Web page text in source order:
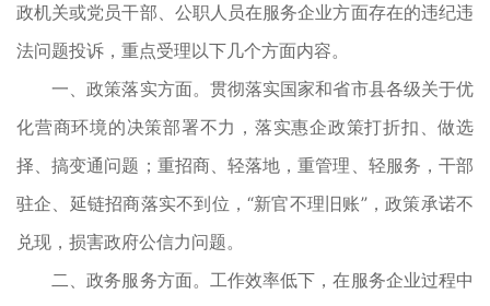
政机关或党员干部、公职人员在服务企业方面存在的违纪违
法问题投诉，重点受理以下几个方面内容。
一、政策落实方面。贯彻落实国家和省市县各级关于优
化营商环境的决策部署不力，落实惠企政策打折扣、做选
择、搞变通问题；重招商、轻落地，重管理、轻服务，干部
驻企、延链招商落实不到位，“新官不理旧账”，政策承诺不
兑现，损害政府公信力问题。
二、政务服务方面。工作效率低下，在服务企业过程中